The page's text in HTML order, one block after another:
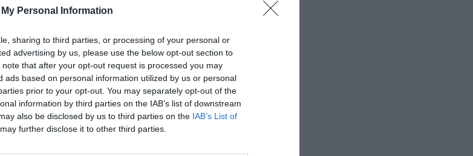
Personal Information
sharing to third parties, or processing of your personal or
advertising by us, please use the below opt-out section to
that after your opt-out request is processed you may
ads based on personal information utilized by us or personal
prior to your opt-out. You may separately opt-out of the
information by third parties on the IAB’s list of downstream
also be disclosed by us to third parties on the IAB’s List of
further disclose it to other third parties.